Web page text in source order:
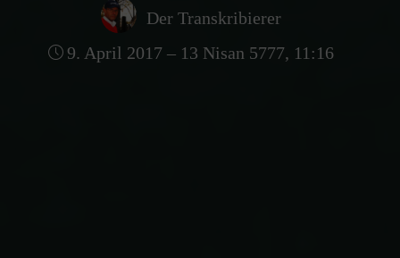
Der Transkribierer
9. April 2017 – 13 Nisan 5777, 11:16